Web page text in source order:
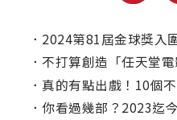
． 2024第81屆金球獎入
． 不打算創造「任天堂
． 真的有點出戲！10個
． 你看過幾部？2023迄